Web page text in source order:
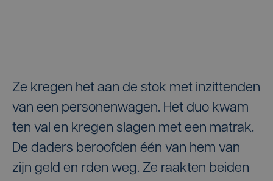
Ze kregen het aan de stok met inzittenden
van een personenwagen. Het duo kwam
ten val en kregen slagen met een matrak.
De daders beroofden één van hem van
zijn geld en rden weg. Ze raakten beiden